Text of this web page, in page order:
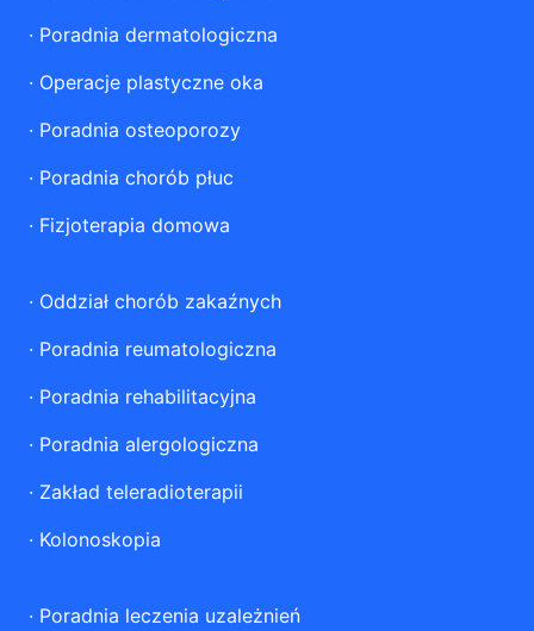
· Poradnia dermatologiczna
· Operacje plastyczne oka
· Poradnia osteoporozy
· Poradnia chorób płuc
· Fizjoterapia domowa
· Oddział chorób zakaźnych
· Poradnia reumatologiczna
· Poradnia rehabilitacyjna
· Poradnia alergologiczna
· Zakład teleradioterapii
· Kolonoskopia
· Poradnia leczenia uzależnień